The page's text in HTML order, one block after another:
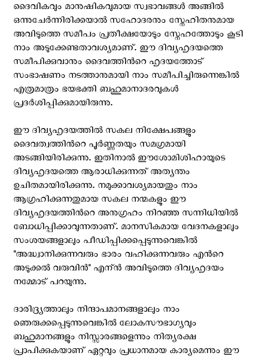
ദൈവികവും മാനുഷികവുമായ സ്വഭാവങ്ങള്‍ അങ്ങില്‍
ഒന്നുചേര്‍ന്നിരിക്കയാല്‍ സഹോദരനും സ്നേഹിതനുമായ
അവിടുത്തെ സമീപം പ്രതീക്ഷയോടും സ്നേഹത്തോടും കൂടി
നാം അടുക്കേണ്ടതാവശ്യമാണ്. ഈ ദിവ്യഹൃദയത്തെ
സമീപിക്കുവാനും ദൈവത്തിന്‍റെ ഹൃദയത്തോട്
സംഭാഷണം നടത്താനുമായി നാം സമീപിച്ചിരുന്നെങ്കില്‍
എത്രമാത്രം ഭയഭക്തി ബഹുമാനാദരവുകള്‍
പ്രദര്‍ശിപ്പിക്കുമായിരുന്നു.
ഈ ദിവ്യഹൃദയത്തില്‍ സകല നിക്ഷേപങ്ങളും
ദൈവത്വത്തിന്‍റെ പൂര്‍ണ്ണതയും സമഗ്രമായി
അടങ്ങിയിരിക്കുന്നു. ഇതിനാല്‍ ഈശോമിശിഹായുടെ
ദിവ്യഹൃദയത്തെ ആരാധിക്കുന്നത് അത്യന്തം
ഉചിതമായിരിക്കുന്നു. നമുക്കാവശ്യമായതും നാം
ആഗ്രഹിക്കുന്നതുമായ സകല നന്മകളും ഈ
ദിവ്യഹൃദയത്തിന്‍റെ അനുഗ്രഹം നിറഞ്ഞ സന്നിധിയില്‍
ബോധിപ്പിക്കാവുന്നതാണ്‌. മാനസികമായ വേദനകളാലും
സംശയങ്ങളാലും പീഡിപ്പിക്കപ്പെടുന്നുവെങ്കില്‍
"അദ്ധ്വാനിക്കുന്നവരും ഭാരം വഹിക്കുന്നവരും എന്‍റെ
അടുക്കല്‍ വരുവിന്‍" എന്ന്‍ അവിടുത്തെ ദിവ്യഹൃദയം
നമ്മോട് പറയുന്നു.
ദാരിദ്ര്യത്താലും നിന്ദാപമാനങ്ങളാലും നാം‍
ഞെരുക്കപ്പെടുന്നുവെങ്കില്‍ ലോകസൗഭാഗ്യവും
ബഹുമാനങ്ങളും നിസ്സാരങ്ങളെന്നും നിത്യരക്ഷ
പ്രാപിക്കുകയാണ് ഏറ്റവും പ്രധാനമായ കാര്യമെന്നും ഈ